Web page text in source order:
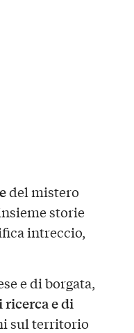
del mistero
storie
intreccio,
e di borgata,
ricerca e di
sul territorio